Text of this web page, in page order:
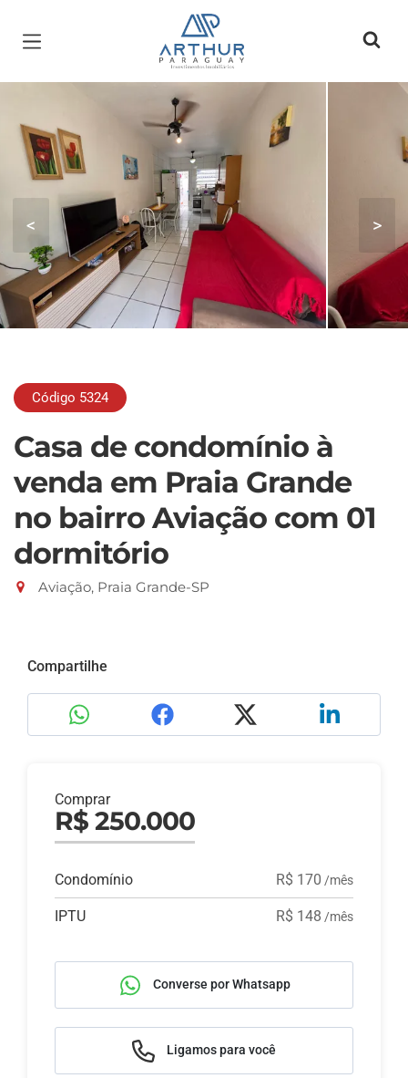
Página inicial
< >
Código 5324
Casa de condomínio à
venda em Praia Grande
no bairro Aviação com 01
dormitório
Aviação, Praia Grande-SP
Compartilhe
Comprar
R$ 250.000
Condomínio R$ 170 /mês
IPTU R$ 148 /mês
Converse por Whatsapp
Ligamos para você